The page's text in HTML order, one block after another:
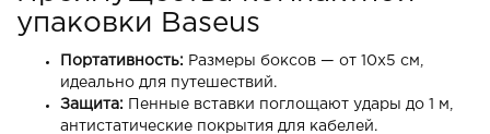
упаковки Baseus
Портативность: Размеры боксов — от 10x5 см,
идеально для путешествий.
Защита: Пенные вставки поглощают удары до 1 м,
антистатические покрытия для кабелей.